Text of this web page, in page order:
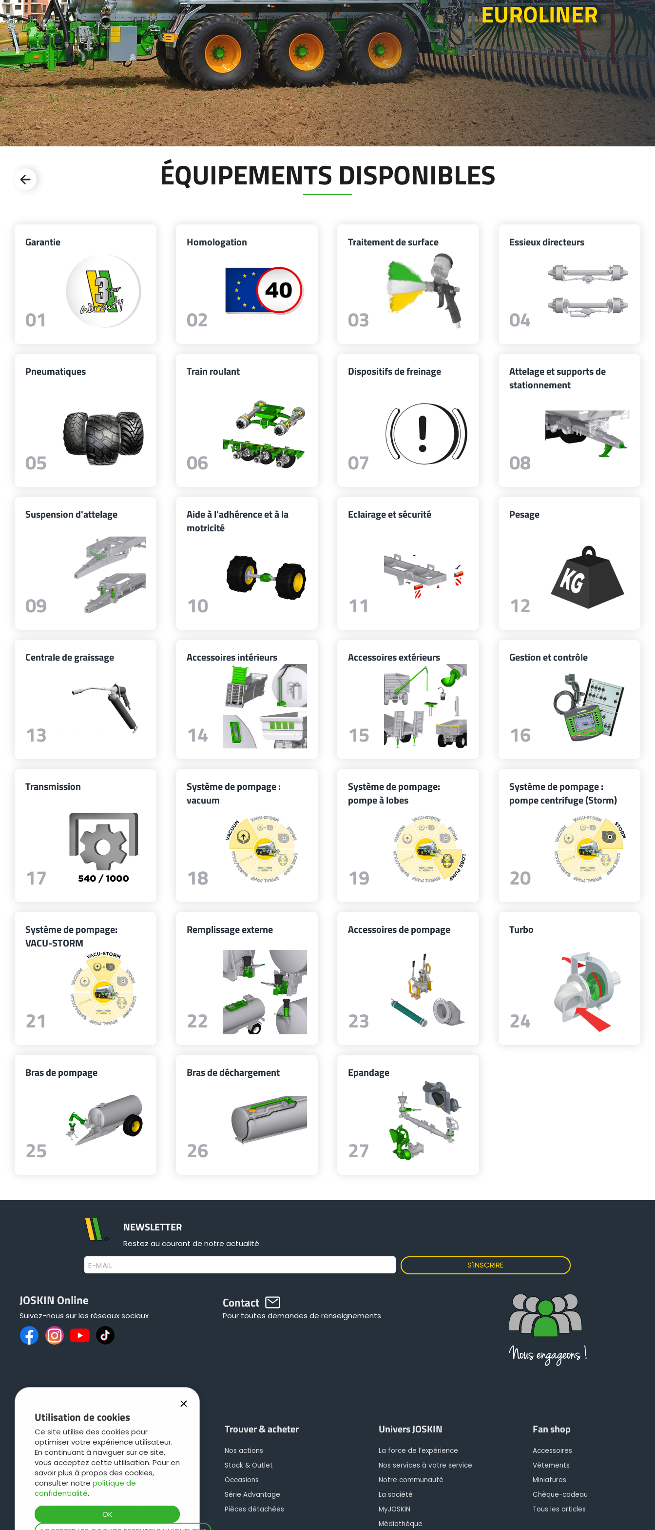
Utilisation de cookies
Ce site utilise des cookies pour
optimiser votre expérience utilisateur.
En continuant à naviguer sur ce site,
vous acceptez cette utilisation. Pour en
savoir plus à propos des cookies,
consulter notre politique de
confidentialité.
TONNES ET BACS À EAU
HYDROCUREUSES
MÉLANGEUR DE FOSSES
SHOWROOM VIRTUEL
TOUR D’USINE
STAND VIRTUEL
Suomi Magyar Български
Eesti keel Slovenija Lietuvių kalba
Česká republika Srpski Yкраїнська мова
ελληνικά Svenska 한국의
日本語 中文 Português
Türk العربية رسید ن
EUROLINER
ÉQUIPEMENTS DISPONIBLES
Garantie
01
Homologation
02
Traitement de surface
03
Essieux directeurs
04
Pneumatiques
05
Train roulant
06
Dispositifs de freinage
07
Attelage et supports de
stationnement
08
Suspension d'attelage
09
Aide à l'adhérence et à la
motricité
10
Eclairage et sécurité
11
Pesage
12
Centrale de graissage
13
Accessoires intérieurs
14
Accessoires extérieurs
15
Gestion et contrôle
16
Transmission
17
Système de pompage :
vacuum
18
Système de pompage:
pompe à lobes
19
Système de pompage :
pompe centrifuge (Storm)
20
Système de pompage:
VACU-STORM
21
Remplissage externe
22
Accessoires de pompage
23
Turbo
24
Bras de pompage
25
Bras de déchargement
26
Epandage
27
NEWSLETTER
Restez au courant de notre actualité
E-MAIL
JOSKIN Online
Suivez-nous sur les réseaux sociaux
Contact
Pour toutes demandes de renseignements
Gamme
Épandeurs de lisier
Outils d'épandage
Épandeurs de fumier
Bennes basculantes
Caisse polyvalente
Caisse d'ensilage
Groupe
JOSKIN
DistriTECH
Service régional
JOSKIN logistique
Trouver & acheter
Nos actions
Stock & Outlet
Occasions
Série Advantage
Pièces détachées
Univers JOSKIN
La force de l’expérience
Nos services à votre service
Notre communauté
La société
MyJOSKIN
Médiathèque
Fan shop
Accessoires
Vêtements
Miniatures
Chèque-cadeau
Tous les articles